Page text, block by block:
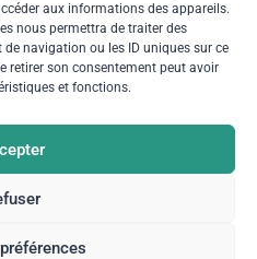
aux informations des appareils.
nous permettra de traiter des
navigation ou les ID uniques sur ce
retirer son consentement peut avoir
et fonctions.